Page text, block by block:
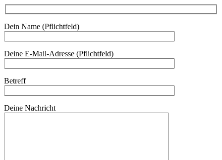
Dein Name (Pflichtfeld)
Deine E-Mail-Adresse (Pflichtfeld)
Betreff
Deine Nachricht